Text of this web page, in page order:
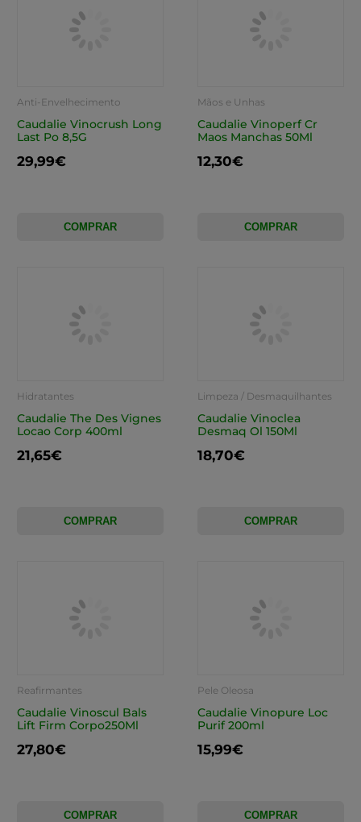
Anti-Envelhecimento
Caudalie Vinocrush Long
Last Po 8,5G
29,99€
COMPRAR
Mãos e Unhas
Caudalie Vinoperf Cr
Maos Manchas 50Ml
12,30€
COMPRAR
Hidratantes
Caudalie The Des Vignes
Locao Corp 400ml
21,65€
COMPRAR
Limpeza / Desmaquilhantes
Caudalie Vinoclea
Desmaq Ol 150Ml
18,70€
COMPRAR
Reafirmantes
Caudalie Vinoscul Bals
Lift Firm Corpo250Ml
27,80€
COMPRAR
Pele Oleosa
Caudalie Vinopure Loc
Purif 200ml
15,99€
COMPRAR